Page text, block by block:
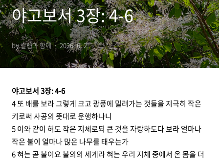
야고보서 3장: 4-6
by 갈렙과 함께 2026. 6. 2.
야고보서 3장: 4-6
4 또 배를 보라 그렇게 크고 광풍에 밀려가는 것들을 지극히 작은
키로써 사공의 뜻대로 운행하나니
5 이와 같이 혀도 작은 지체로되 큰 것을 자랑하도다 보라 얼마나
작은 불이 얼마나 많은 나무를 태우는가
6 혀는 곧 불이요 불의의 세계라 혀는 우리 지체 중에서 온 몸을 더